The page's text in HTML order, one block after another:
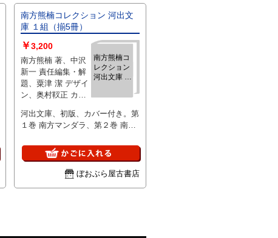
南方熊楠コレクション 河出文
庫 １組（揃5冊）
南方熊楠コ
レクション
河出文庫 １
冊）
￥3,200
南方熊楠 著、中沢
新一 責任編集・解
題、粟津 潔 デザイ
ン、奥村靫正 カバ
書房新社 、1991-
1992年刊 、文庫判
河出文庫、初版、カバー付き。第
１巻 南方マンダラ、第２巻 南方
ー、第４巻 動と不動のコスモロ
ジー、第５巻 森の思想。34861-
amz（保管先 kitche 卓下 文庫
ぼおぶら屋古書店